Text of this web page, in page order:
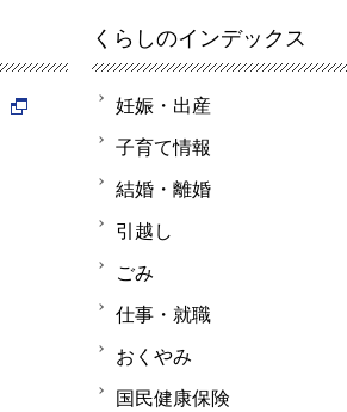
くらしのインデックス
妊娠・出産
子育て情報
結婚・離婚
引越し
ごみ
仕事・就職
おくやみ
国民健康保険